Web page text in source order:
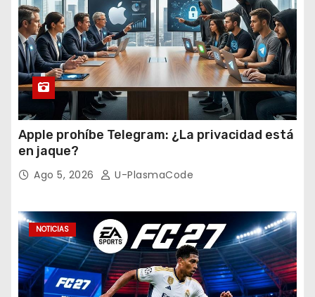
Apple prohíbe Telegram: ¿La privacidad está
en jaque?
Ago 5, 2026 U-PlasmaCode
NOTICIAS